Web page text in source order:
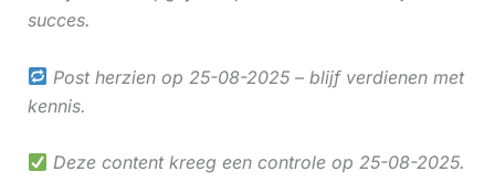
succes.
Post herzien op 25-08-2025 – blijf verdienen met
kennis.
Deze content kreeg een controle op 25-08-2025.